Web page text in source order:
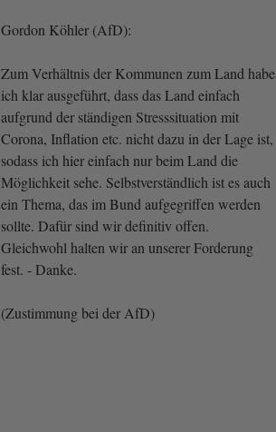
Gordon Köhler (AfD):
Zum Verhältnis der Kommunen zum Land habe
ich klar ausgeführt, dass das Land einfach
aufgrund der ständigen Stresssituation mit
Corona, Inflation etc. nicht dazu in der Lage ist,
sodass ich hier einfach nur beim Land die
Möglichkeit sehe. Selbstverständlich ist es auch
ein Thema, das im Bund aufgegriffen werden
sollte. Dafür sind wir definitiv offen.
Gleichwohl halten wir an unserer Forderung
fest. - Danke.
(Zustimmung bei der AfD)